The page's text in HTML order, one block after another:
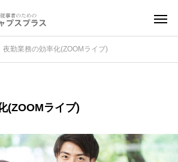
夜勤業務の効率化(ZOOMライブ)
(ZOOMライブ)